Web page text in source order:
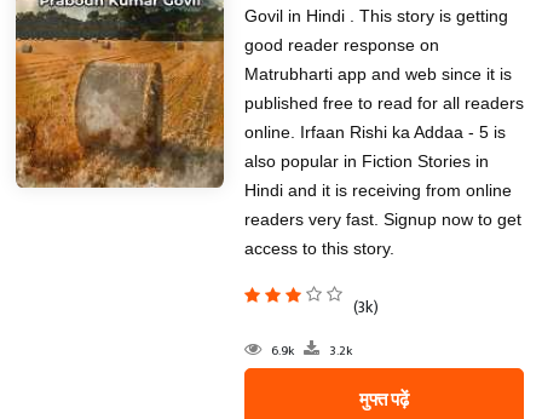
Govil in Hindi . This story is getting
good reader response on
Matrubharti app and web since it is
published free to read for all readers
online. Irfaan Rishi ka Addaa - 5 is
also popular in Fiction Stories in
Hindi and it is receiving from online
readers very fast. Signup now to get
access to this story.
(3k)
6.9k 3.2k
मुफ्त पढ़ें